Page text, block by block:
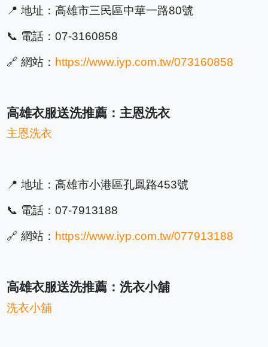
📍 地址：高雄市三民區中華一路80號
📞 電話：07-3160858
🔗 網站： https://www.iyp.com.tw/073160858
高雄衣服送洗推薦：主恩洗衣
主恩洗衣
📍 地址：高雄市小港區孔鳳路453號
📞 電話：07-7913188
🔗 網站： https://www.iyp.com.tw/077913188
高雄衣服送洗推薦：洗衣小舖
洗衣小舖